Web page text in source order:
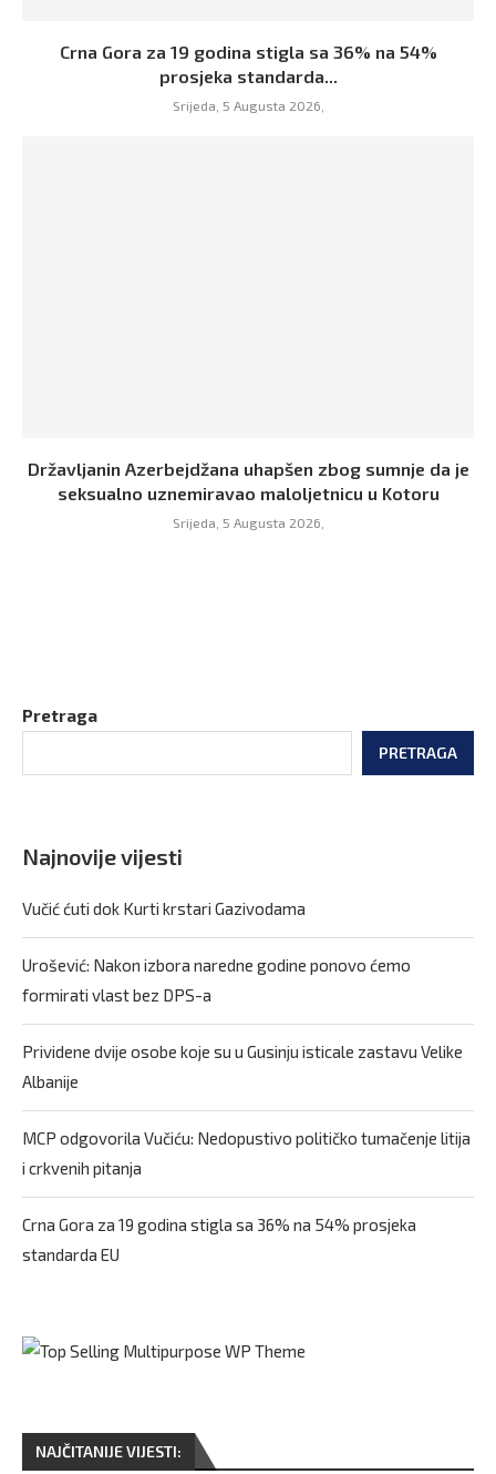
Crna Gora za 19 godina stigla sa 36% na 54%
prosjeka standarda...
Srijeda, 5 Augusta 2026,
Državljanin Azerbejdžana uhapšen zbog sumnje da je
seksualno uznemiravao maloljetnicu u Kotoru
Srijeda, 5 Augusta 2026,
Pretraga
PRETRAGA
Najnovije vijesti
Vučić ćuti dok Kurti krstari Gazivodama
Urošević: Nakon izbora naredne godine ponovo ćemo
formirati vlast bez DPS-a
Prividene dvije osobe koje su u Gusinju isticale zastavu Velike
Albanije
MCP odgovorila Vučiću: Nedopustivo političko tumačenje litija
i crkvenih pitanja
Crna Gora za 19 godina stigla sa 36% na 54% prosjeka
standarda EU
NAJČITANIJE VIJESTI: